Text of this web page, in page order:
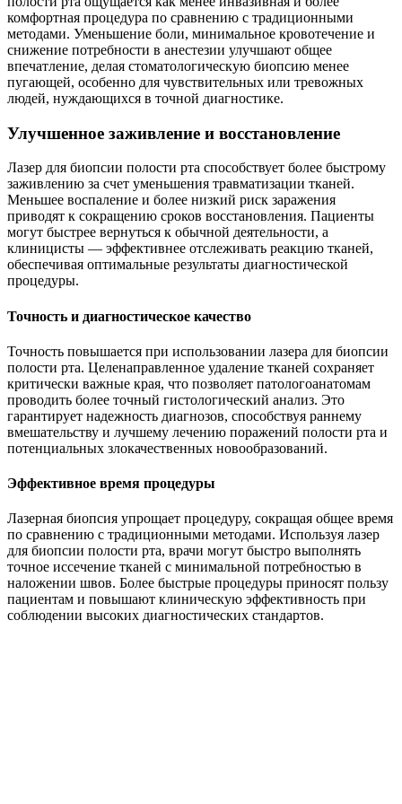
комфортная процедура по сравнению с традиционными
методами. Уменьшение боли, минимальное кровотечение и
снижение потребности в анестезии улучшают общее
впечатление, делая стоматологическую биопсию менее
пугающей, особенно для чувствительных или тревожных
людей, нуждающихся в точной диагностике.
Улучшенное заживление и восстановление
Лазер для биопсии полости рта способствует более быстрому
заживлению за счет уменьшения травматизации тканей.
Меньшее воспаление и более низкий риск заражения
приводят к сокращению сроков восстановления. Пациенты
могут быстрее вернуться к обычной деятельности, а
клиницисты — эффективнее отслеживать реакцию тканей,
обеспечивая оптимальные результаты диагностической
процедуры.
Точность и диагностическое качество
Точность повышается при использовании лазера для биопсии
полости рта. Целенаправленное удаление тканей сохраняет
критически важные края, что позволяет патологоанатомам
проводить более точный гистологический анализ. Это
гарантирует надежность диагнозов, способствуя раннему
вмешательству и лучшему лечению поражений полости рта и
потенциальных злокачественных новообразований.
Эффективное время процедуры
Лазерная биопсия упрощает процедуру, сокращая общее время
по сравнению с традиционными методами. Используя лазер
для биопсии полости рта, врачи могут быстро выполнять
точное иссечение тканей с минимальной потребностью в
наложении швов. Более быстрые процедуры приносят пользу
пациентам и повышают клиническую эффективность при
соблюдении высоких диагностических стандартов.